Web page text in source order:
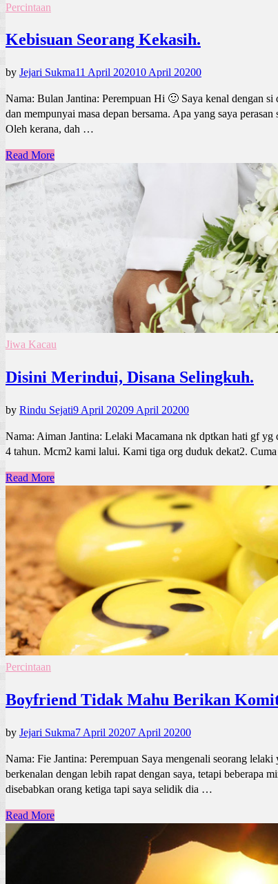
Percintaan
Kebisuan Seorang Kekasih.
by Jejari Sukma11 April 202010 April 20200
Nama: Bulan Jantina: Perempuan Hi 🙂 Saya kenal dengan
dan mempunyai masa depan bersama. Apa yang saya
Oleh kerana, dah …
Read More
Jiwa Kacau
Disini Merindui, Disana Selingkuh.
by Rindu Sejati9 April 20209 April 20200
Nama: Aiman Jantina: Lelaki Macamana nk dptkan hati gf
4 tahun. Mcm2 kami lalui. Kami tiga org duduk dekat2.
Read More
Percintaan
Boyfriend Tidak Mahu Berikan
by Jejari Sukma7 April 20207 April 20200
Nama: Fie Jantina: Perempuan Saya mengenali seorang
berkenalan dengan lebih rapat dengan saya, tetapi beberapa
disebabkan orang ketiga tapi saya selidik dia …
Read More